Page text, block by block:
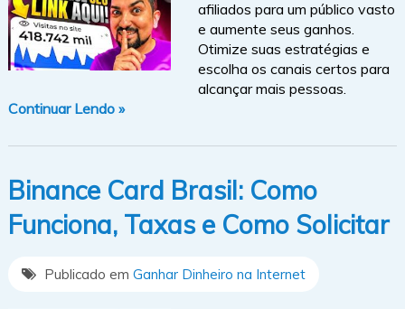
afiliados para um público vasto
e aumente seus ganhos.
Otimize suas estratégias e
escolha os canais certos para
alcançar mais pessoas.
Continuar Lendo »
Binance Card Brasil: Como
Funciona, Taxas e Como Solicitar
Publicado em Ganhar Dinheiro na Internet